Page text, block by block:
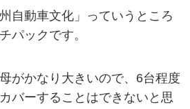
自動車文化」っていうところ
パックです。
がかなり大きいので、6台程度
バーすることはできないと思